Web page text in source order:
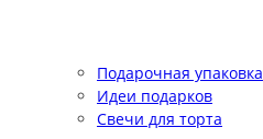
Подарочная упаковка
Идеи подарков
Свечи для торта